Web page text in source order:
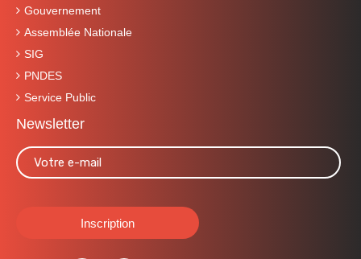
Gouvernement
Assemblée Nationale
SIG
PNDES
Service Public
Newsletter